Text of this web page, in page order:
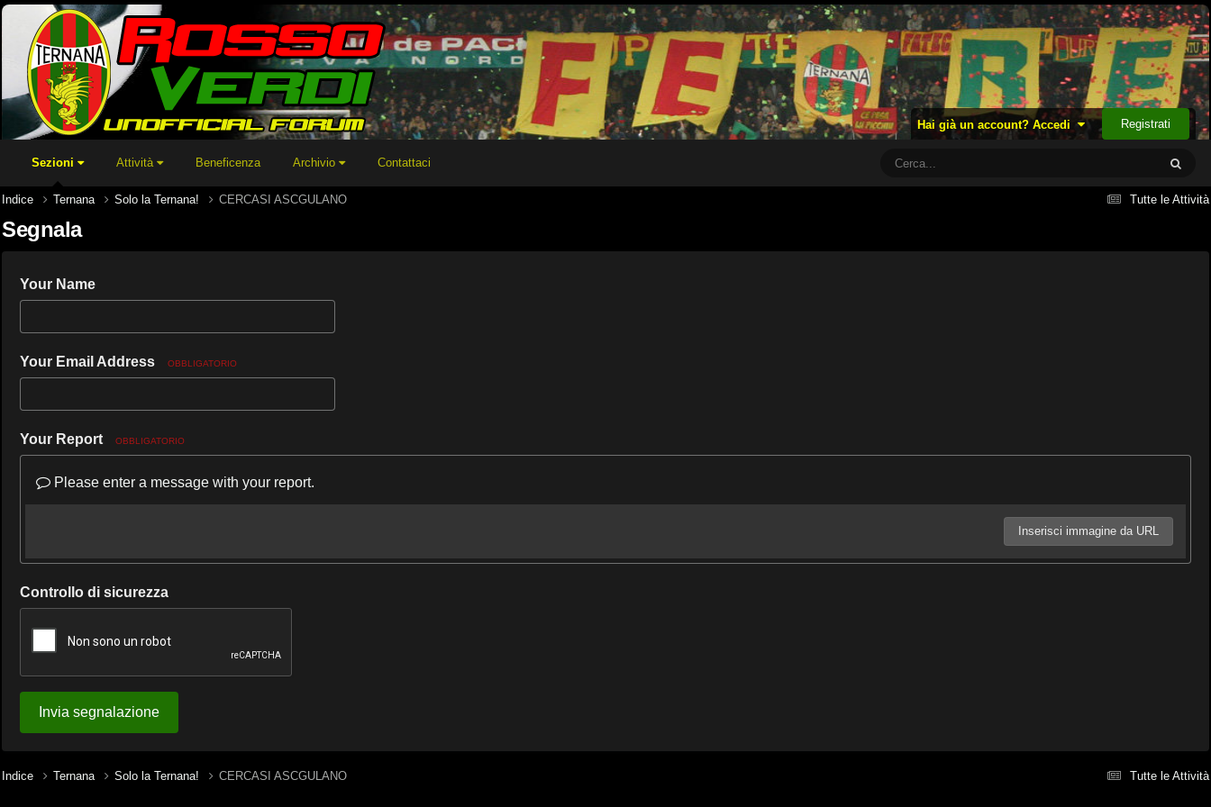
Hai già un account? Accedi Registrati
Sezioni Attività Beneficenza Archivio Contattaci
Tutte le Attività
Indice Ternana Solo la Ternana! CERCASI ASCGULANO
Segnala
Your Name
Your Email Address OBBLIGATORIO
Your Report OBBLIGATORIO
Please enter a message with your report.
Inserisci immagine da URL
Controllo di sicurezza
Invia segnalazione
Tutte le Attività
Indice Ternana Solo la Ternana! CERCASI ASCGULANO